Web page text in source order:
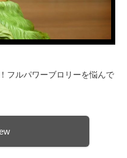
フルパワーブロリーを悩んで